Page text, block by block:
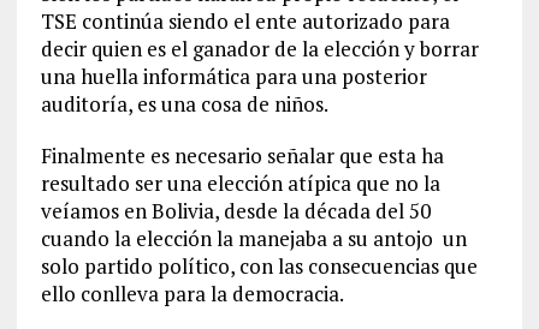
TSE continúa siendo el ente autorizado para
decir quien es el ganador de la elección y borrar
una huella informática para una posterior
auditoría, es una cosa de niños.
Finalmente es necesario señalar que esta ha
resultado ser una elección atípica que no la
veíamos en Bolivia, desde la década del 50
cuando la elección la manejaba a su antojo un
solo partido político, con las consecuencias que
ello conlleva para la democracia.